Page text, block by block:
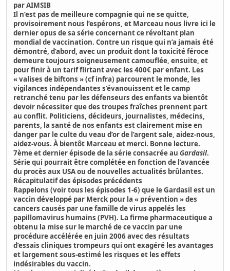
parAIMSIB
Il n’est pas de meilleure compagnie qui ne se quitte,
provisoirement nous l’espérons, et Marceau nous livre ici le
dernier opus de sa série concernant ce révoltant plan
mondial de vaccination. Contre un risque qui n’a jamais été
démontré, d’abord, avec un produit dont la toxicité féroce
demeure toujours soigneusement camouflée, ensuite, et
pour finir à un tarif flirtant avec les 400€ par enfant. Les
« valises de biftons » (cf infra) parcourent le monde, les
vigilances indépendantes s’évanouissent et le camp
retranché tenu par les défenseurs des enfants va bientôt
devoir nécessiter que des troupes fraîches prennent part
au conflit. Politiciens, décideurs, journalistes, médecins,
parents, la santé de nos enfants est clairement mise en
danger par le culte du veau d’or de l’argent sale, aidez-nous,
aidez-vous. À bientôt Marceau et merci. Bonne lecture.
7ème et dernier épisode de la série consacrée auGardasil.
Série qui pourrait être complétée en fonction de l’avancée
du procès aux USA ou de nouvelles actualités brûlantes.
Récapitulatif des épisodes précédents
Rappelons (voir tous les épisodes 1-6) que leGardasil est un
vaccin développé par Merck pour la « prévention » des
cancers causés par une famille de virus appelés les
papillomavirus humains (PVH). La firme pharmaceutique a
obtenu la mise sur le marché de ce vaccin par une
procédure accélérée en juin 2006avec des résultats
d’essais cliniques trompeurs qui ontexagéré les avantages
et largement sous-estimé les risques et les effets
indésirables du vaccin.